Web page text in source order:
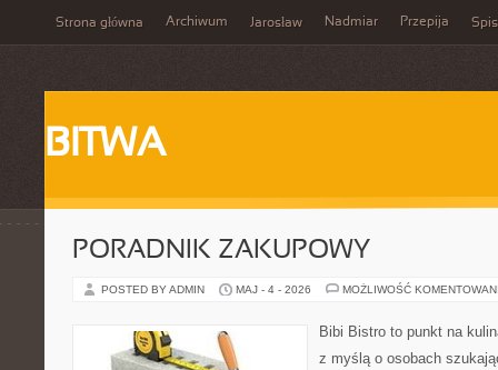
Strona główna Archiwum Jarosław Nadmiar Przepija
BITWA
PORADNIK ZAKUPOWY
POSTED BY ADMIN MAJ - 4 - 2026 MOŻLIWOŚĆ
Bibi Bistro to punkt na
z myślą o osobach